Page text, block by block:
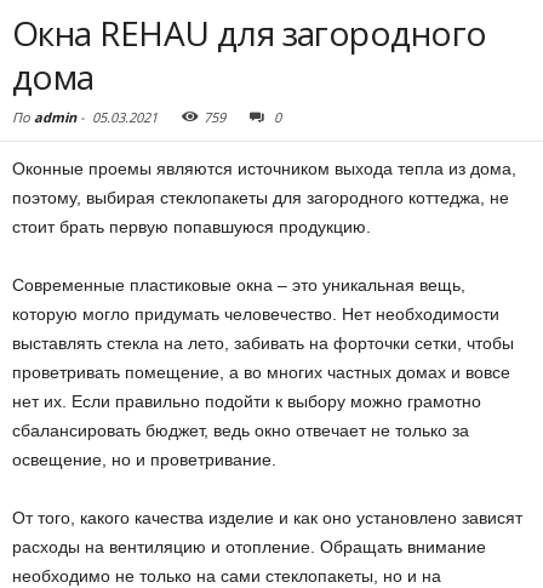
Окна REHAU для загородного
дома
По admin- 05.03.2021 759 0
Оконные проемы являются источником выхода тепла из дома,
поэтому, выбирая стеклопакеты для загородного коттеджа, не
стоит брать первую попавшуюся продукцию.
Современные пластиковые окна – это уникальная вещь,
которую могло придумать человечество. Нет необходимости
выставлять стекла на лето, забивать на форточки сетки, чтобы
проветривать помещение, а во многих частных домах и вовсе
нет их. Если правильно подойти к выбору можно грамотно
сбалансировать бюджет, ведь окно отвечает не только за
освещение, но и проветривание.
От того, какого качества изделие и как оно установлено зависят
расходы на вентиляцию и отопление. Обращать внимание
необходимо не только на сами стеклопакеты, но и на